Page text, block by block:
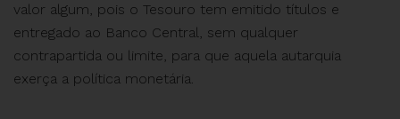
valor algum, pois o Tesouro tem emitido títulos e
entregado ao Banco Central, sem qualquer
contrapartida ou limite, para que aquela autarquia
exerça a política monetária.